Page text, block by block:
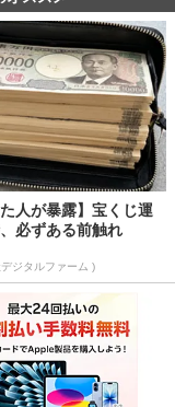
た人が暴露】宝くじ運
必ずある前触れ
ジタルファーム )